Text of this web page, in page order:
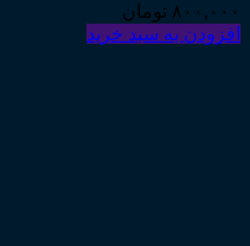
۸۰۰,۰۰۰ تومان
افزودن به سبد خرید